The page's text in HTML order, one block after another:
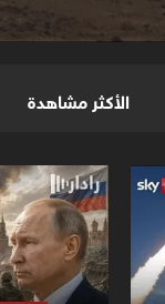
الأكثر مشاهدة